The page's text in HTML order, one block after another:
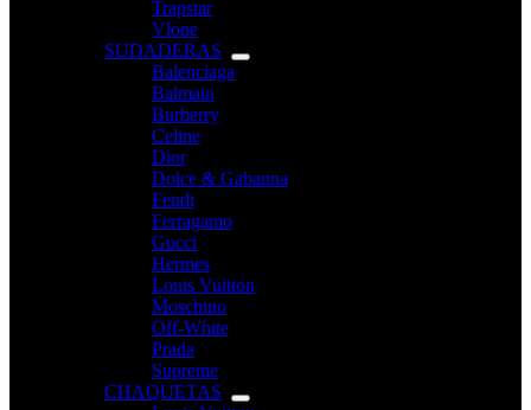
Trapstar
Vlone
SUDADERAS
Balenciaga
Balmain
Burberry
Celine
Dior
Dolce & Gabanna
Fendi
Ferragamo
Gucci
Hermes
Louis Vuitton
Moschino
Off-White
Prada
Supreme
CHAQUETAS